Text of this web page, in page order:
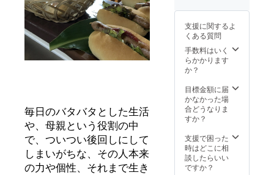
毎日のバタバタとした生活
や、母親という役割の中
で、ついつい後回しにして
しまいがちな、その人本来
の力や個性、それまで生き
となり
で、ご
了承く
ださい
＾＾
ものを
便でお
届けい
たしま
す。 ま
た、沖
然の恵
みを詰
め込ん
だオリ
のドラ
イフラ
ワー
リース
かせ
を、合
計12
回、ご
自宅に
お届け
ます。
くらげ
パンの
メ
は、季
節やそ
の時出
会った
支援に関するよ
くある質問
手数料はいく
らかかります
か？
目標金額に届
かなかった場
合どうなりま
すか？
支援で困った
時はどこに相
談したらいい
ですか？